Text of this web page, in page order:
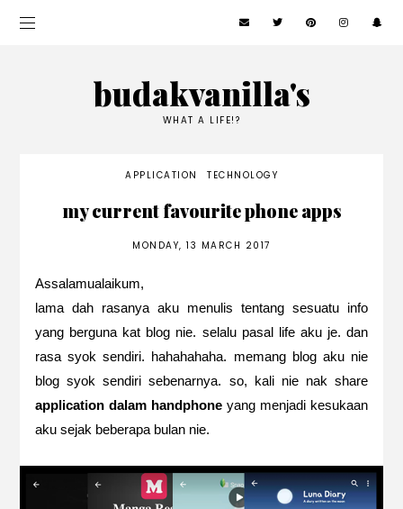
budakvanilla's
WHAT A LIFE!?
APPLICATION TECHNOLOGY
my current favourite phone apps
MONDAY, 13 MARCH 2017
Assalamualaikum,
lama dah rasanya aku menulis tentang sesuatu info
yang berguna kat blog nie. selalu pasal life aku je. dan
rasa syok sendiri. hahahahaha. memang blog aku nie
blog syok sendiri sebenarnya. so, kali nie nak share
application dalam handphoneyang menjadi kesukaan
aku sejak beberapa bulan nie.